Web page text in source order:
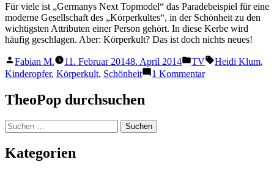
Für viele ist „Germanys Next Topmodel“ das Paradebeispiel für eine
moderne Gesellschaft des „Körperkultes“, in der Schönheit zu den
wichtigsten Attributen einer Person gehört. In diese Kerbe wird
häufig geschlagen. Aber: Körperkult? Das ist doch nichts neues!
Veröffentlicht
von
Fabian M. 11. Februar 20148. April 2014
Veröffentlicht
in
TV Schlagwörter:
Heidi Klum,
Kinderopfer, Körperkult, Schönheit 1 Kommentarzu
TheoPop durchsuchen
Suchen
nach:
Kategorien